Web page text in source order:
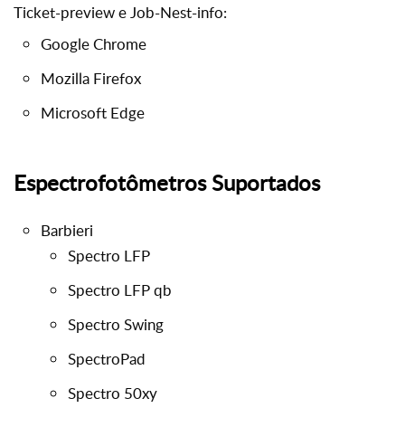
Ticket-preview e Job-Nest-info:
Google Chrome
Mozilla Firefox
Microsoft Edge
Espectrofotômetros Suportados
Barbieri
Spectro LFP
Spectro LFP qb
Spectro Swing
SpectroPad
Spectro 50xy